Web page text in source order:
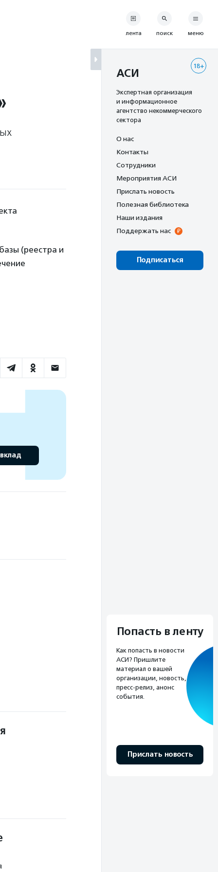
(реестра и
лента поиск меню
18+
АСИ
Экспертная организация
и информационное
агентство некоммерческого
сектора
О нас
Контакты
Сотрудники
Мероприятия АСИ
Прислать новость
Полезная библиотека
Наши издания
Поддержать нас
Подписаться
Попасть в ленту
Как попасть в новости
АСИ? Пришлите
материал о вашей
организации, новость,
пресс-релиз, анонс
события.
Прислать новость